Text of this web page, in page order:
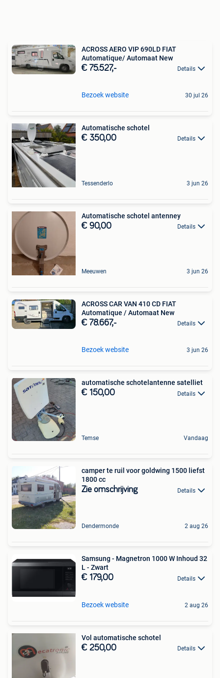
ACROSS AERO VIP 690LD FIAT
Automatique/ Automaat New
€ 75.527,- Details
Bezoek website 30 jul 26
Automatische schotel
€ 350,00 Details
Tessenderlo 3 jun 26
Automatische schotel antenney
€ 90,00 Details
Meeuwen 3 jun 26
ACROSS CAR VAN 410 CD FIAT
Automatique / Automaat New
€ 78.667,- Details
Bezoek website 3 jun 26
automatische schotelantenne satelliet
€ 150,00 Details
Temse Vandaag
camper te ruil voor goldwing 1500 liefst
1800 cc
Zie omschrijving Details
Dendermonde 2 aug 26
Samsung - Magnetron 1000 W Inhoud 32
L - Zwart
€ 179,00 Details
Bezoek website 2 aug 26
Vol automatische schotel
€ 250,00 Details